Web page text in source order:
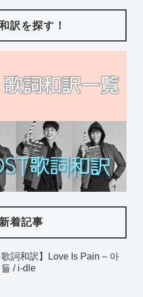
訳を探す！
着記事
歌詞和訳】Love Is Pain – 아
/ i-dle